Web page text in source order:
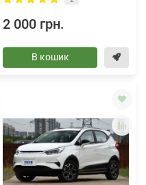
2 000 грн.
В кошик